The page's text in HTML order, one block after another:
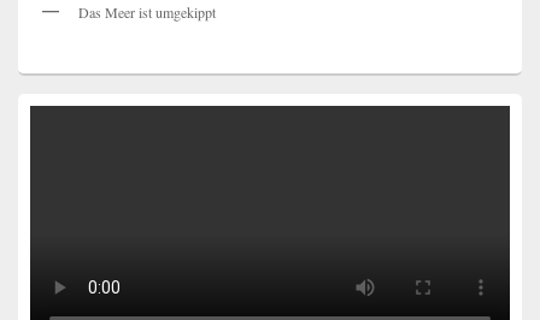
Das Meer ist umgekippt